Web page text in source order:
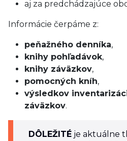
aj za predchádzajúce
Informácie čerpáme z:
peňažného denníka,
knihy pohľadávok,
knihy záväzkov,
pomocných kníh,
výsledkov
záväzkov.
DÔLEŽITÉ je aktuálne